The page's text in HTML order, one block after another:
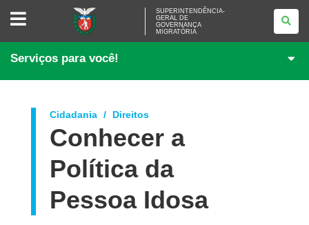
SUPERINTENDÊNCIA-
GOVERNANÇA
SUPERINTENDÊNCIA-
GERAL DE
GOVERNANÇA
MIGRATÓRIA
Serviços para você!
Cidadania Direitos
Conhecer a
Política da
Pessoa Idosa